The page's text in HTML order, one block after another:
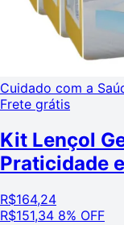
Cuidado com a
Frete grátis
Kit Lençol
Praticidade
R$164,24
R$151,34 8% OFF